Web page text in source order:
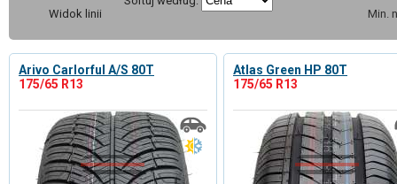
Min.
Widok linii
Arivo Carlorful A/S 80T
175/65 R13
Atlas Green HP 80T
175/65 R13